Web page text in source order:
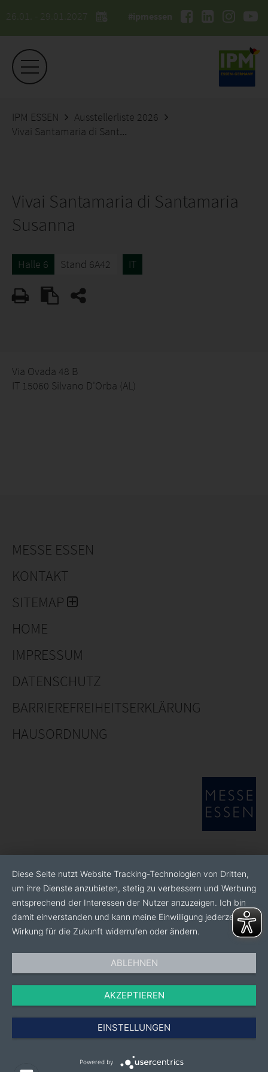
26.01. - 29.01.2027 #ipmessen
IPM ESSEN
Ausstellerliste 2026
Vivai Santamaria di Santamaria Susanna
Vivai Santamaria di Santamaria
Susanna
Halle 6 Stand 6A42 IT
Via Ovada 48 B
IT 15060 Silvano D'Orba (AL)
MESSE ESSEN
KONTAKT
SITEMAP
HOME
IMPRESSUM
DATENSCHUTZ
BARRIEREFREIHEITSERKLÄRUNG
HAUSORDNUNG
Diese Seite nutzt Website Tracking-Technologien von Dritten,
um ihre Dienste anzubieten, stetig zu verbessern und Werbung
entsprechend der Interessen der Nutzer anzuzeigen. Ich bin
damit einverstanden und kann meine Einwilligung jederzeit mit
Wirkung für die Zukunft widerrufen oder ändern.
ABLEHNEN
AKZEPTIEREN
EINSTELLUNGEN
Powered by